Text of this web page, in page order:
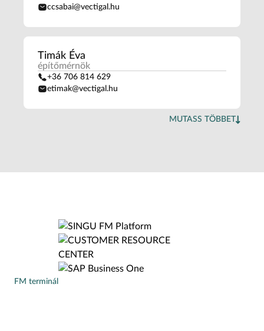
ccsabai@vectigal.hu
Timák Éva
építőmérnök
+36 706 814 629
etimak@vectigal.hu
MUTASS TÖBBET
FM terminál